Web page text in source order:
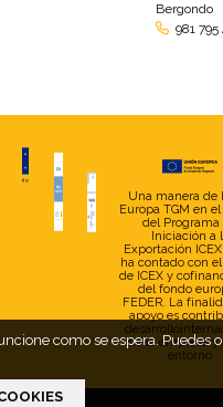
(17)
camion botellero
capota con pies (29)
Carballo
Bergondo
981 795
Una manera de
Europa TGM en
del Programa
Iniciación a
Exportación
ha contado con
de ICEX y
del fondo
FEDER. La
apoyo es
de la empresa y
entorno
como se espera.